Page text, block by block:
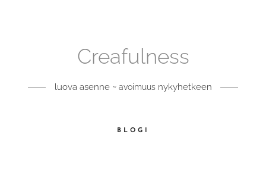
Creafulness
luova asenne ~ avoimuusnykyhetkeen
BLOGI